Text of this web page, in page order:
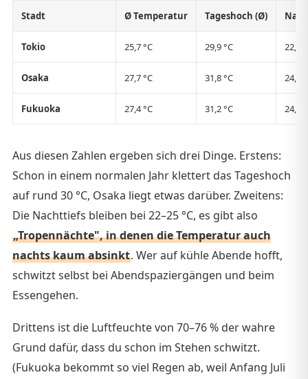
Stadt Ø Temperatur Tageshoch (Ø)
Tokio 25,7 °C 29,9 °C 22,4
Osaka 27,7 °C 31,8 °C 24,6
Fukuoka 27,4 °C 31,2 °C 24,6
Aus diesen Zahlen ergeben sich drei Dinge. Erstens:
Schon in einem normalen Jahr klettert das Tageshoch
auf rund 30 °C, Osaka liegt etwas darüber. Zweitens:
Die Nachttiefs bleiben bei 22–25 °C, es gibt also
„Tropennächte", in denen die Temperatur auch
nachts kaum absinkt. Wer auf kühle Abende hofft,
schwitzt selbst bei Abendspaziergängen und beim
Essengehen.
Drittens ist die Luftfeuchte von 70–76 % der wahre
Grund dafür, dass du schon im Stehen schwitzt.
(Fukuoka bekommt so viel Regen ab, weil Anfang Juli